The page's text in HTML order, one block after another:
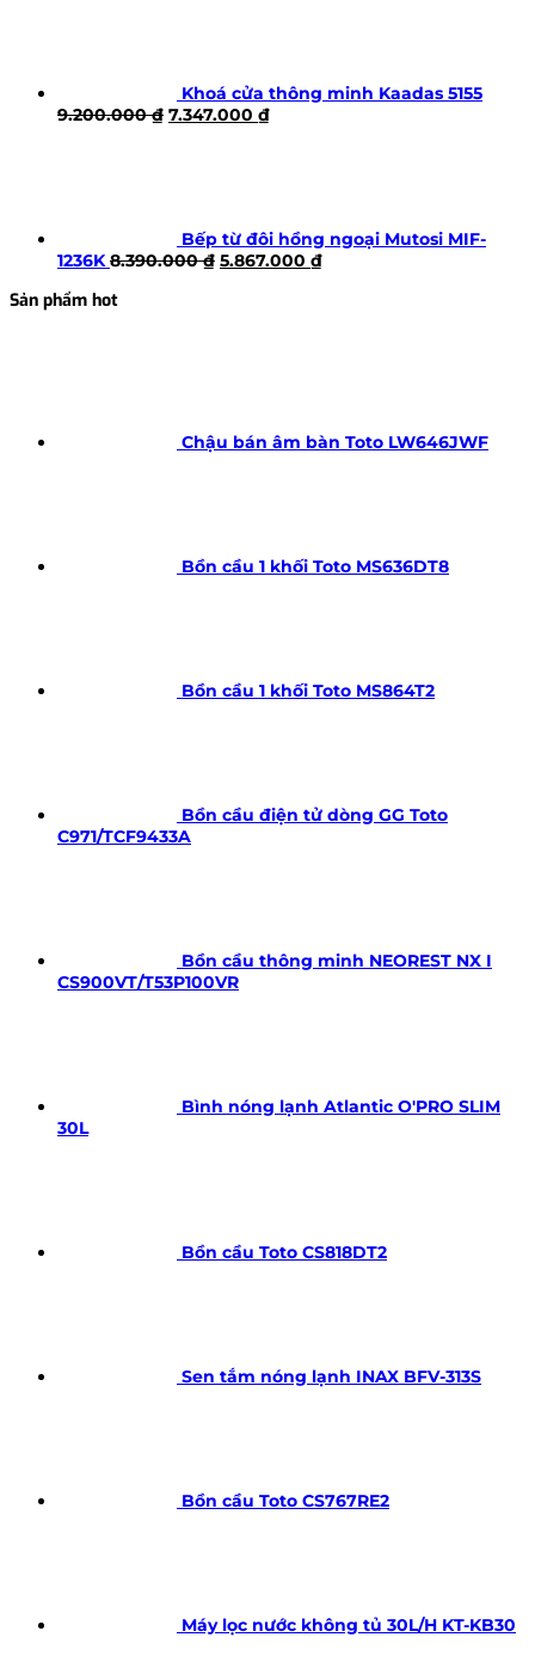
Khoá cửa thông minh Kaadas 5155
9.200.000₫ Giá
7.347.000 ₫Giá
Bếp từ đôi hồng ngoại Mutosi MIF-
1236K 8.390.000₫ Giá
5.867.000 ₫Giá
Sản phẩm hot
Chậu bán âm bàn Toto LW646JWF
Bồn cầu 1 khối Toto MS636DT8
Bồn cầu 1 khối Toto MS864T2
Bồn cầu điện tử dòng GG Toto
C971/TCF9433A
Bồn cầu thông minh NEOREST NX I
CS900VT/T53P100VR
Bình nóng lạnh Atlantic O'PRO SLIM
30L
Bồn cầu Toto CS818DT2
Sen tắm nóng lạnh INAX BFV-313S
Bồn cầu Toto CS767RE2
Máy lọc nước không tủ 30L/H KT-KB30